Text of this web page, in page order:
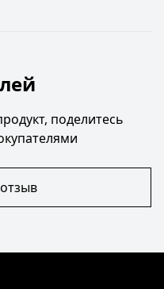
поделитесь